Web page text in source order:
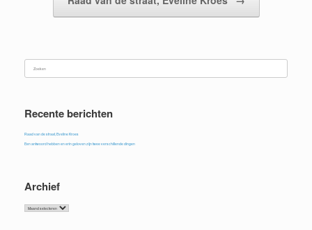
Zoeken
Recente berichten
Raad van de straat, Eveline Kroes
Een antwoord hebben en erin geloven zijn twee verschillende dingen
Archief